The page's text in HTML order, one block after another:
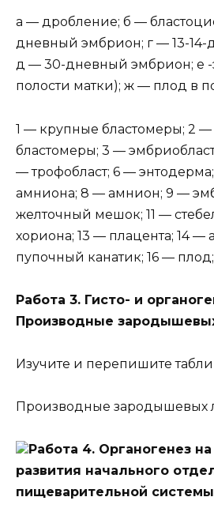
а — дробление; б —
дневный эмбрион; г — 13-
д — 30-дневный эмбрион; е -
полости матки); ж — плод в
1 — крупные бластомеры; 2
бластомеры; 3 —
— трофобласт; 6 —
амниона; 8 — амнион; 9 —
желточный мешок; 11 —
хориона; 13 — плацента; 14 —
пупочный канатик; 16 —
Работа 3. Гисто- и
Производные
Изучите и перепишите
Производные зародышевых
Работа 4. Органогенез
развития начального
пищеварительной системы